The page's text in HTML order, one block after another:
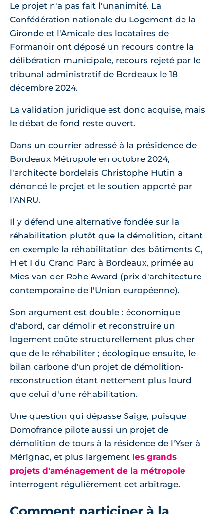
Le projet n'a pas fait l'unanimité. La
Confédération nationale du Logement de la
Gironde et l'Amicale des locataires de
Formanoir ont déposé un recours contre la
délibération municipale, recours rejeté par le
tribunal administratif de Bordeaux le 18
décembre 2024.
La validation juridique est donc acquise, mais
le débat de fond reste ouvert.
Dans un courrier adressé à la présidence de
Bordeaux Métropole en octobre 2024,
l'architecte bordelais Christophe Hutin a
dénoncé le projet et le soutien apporté par
l'ANRU.
Il y défend une alternative fondée sur la
réhabilitation plutôt que la démolition, citant
en exemple la réhabilitation des bâtiments G,
H et I du Grand Parc à Bordeaux, primée au
Mies van der Rohe Award (prix d'architecture
contemporaine de l'Union européenne).
Son argument est double : économique
d'abord, car démolir et reconstruire un
logement coûte structurellement plus cher
que de le réhabiliter ; écologique ensuite, le
bilan carbone d'un projet de démolition-
reconstruction étant nettement plus lourd
que celui d'une réhabilitation.
Une question qui dépasse Saige, puisque
Domofrance pilote aussi un projet de
démolition de tours à la résidence de l'Yser à
Mérignac, et plus largement les grands
projets d'aménagement de la métropole
interrogent régulièrement cet arbitrage.
Comment participer à la